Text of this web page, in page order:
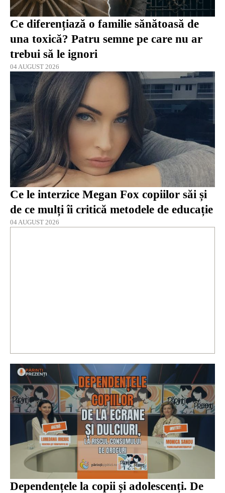
Ce diferențiază o familie sănătoasă de
una toxică? Patru semne pe care nu ar
trebui să le ignori
04 AUGUST 2026
Ce le interzice Megan Fox copiilor săi și
de ce mulți îi critică metodele de educație
04 AUGUST 2026
Dependențele la copii și adolescenți. De